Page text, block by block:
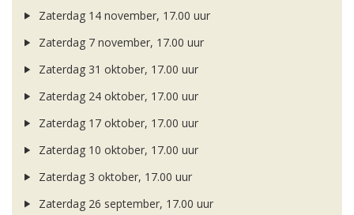
Zaterdag 14 november, 17.00 uur
Zaterdag 7 november, 17.00 uur
Zaterdag 31 oktober, 17.00 uur
Zaterdag 24 oktober, 17.00 uur
Zaterdag 17 oktober, 17.00 uur
Zaterdag 10 oktober, 17.00 uur
Zaterdag 3 oktober, 17.00 uur
Zaterdag 26 september, 17.00 uur